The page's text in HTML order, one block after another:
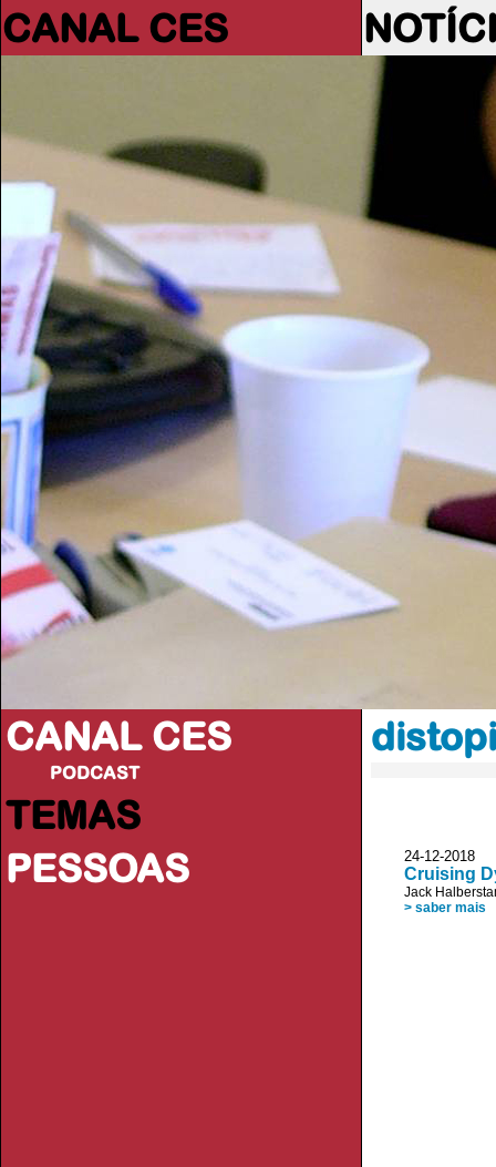
CANAL CES
CANAL CES
PODCAST
TEMAS
PESSOAS
24-12-
Cruising
Jack
> saber mais